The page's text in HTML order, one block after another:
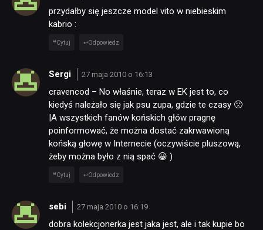
przydałby się jeszcze model vito w niebieskim
kabrio :
Cytuj Odpowiedz
Sergi 27 maja 2010 o 16:13
cravencod – No właśnie, teraz w EK jest to, co
kiedyś należało się jak psu zupa, gdzie te czasy 🙁
|A wszystkich fanów końskich głów pragnę
poinformować, że można dostać zakrwawioną
końską głowę w Internecie (oczywiście pluszową,
żeby można było z nią spać 😀 )
Cytuj Odpowiedz
sebi 27 maja 2010 o 16:19
dobra kolekcjonerka jest jaka jest, ale i tak kupie bo